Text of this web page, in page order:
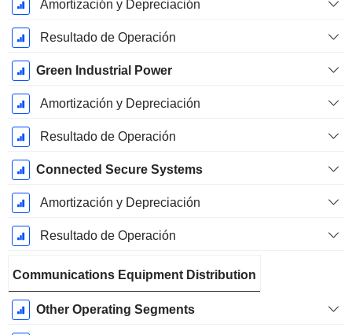
Amortización y Depreciación
Resultado de Operación
Green Industrial Power
Amortización y Depreciación
Resultado de Operación
Connected Secure Systems
Amortización y Depreciación
Resultado de Operación
Communications Equipment Distribution
Other Operating Segments